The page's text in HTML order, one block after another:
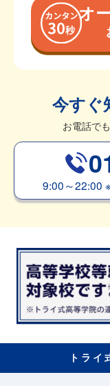
オ
今すぐ
お電話で
9:00～22:00
トライ